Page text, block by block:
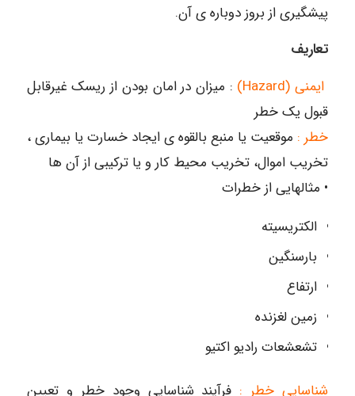
پیشگیری از بروز دوباره ی آن.
تعاریف
ایمنی (Hazard)
: میزان در امان بودن از ریسک غیرقابل
قبول یک خطر
خطر : موقعیت یا منبع بالقوه ی ایجاد خسارت یا بیماری ،
تخریب اموال، تخریب محیط کار و یا ترکیبی از آن ها
• مثالهایی از خطرات
الکتریسیته
بارسنگین
ارتفاع
زمین لغزنده
تشعشعات رادیو اکتیو
شناسایی خطر : فرآیند شناسایی وجود خطر و تعیین